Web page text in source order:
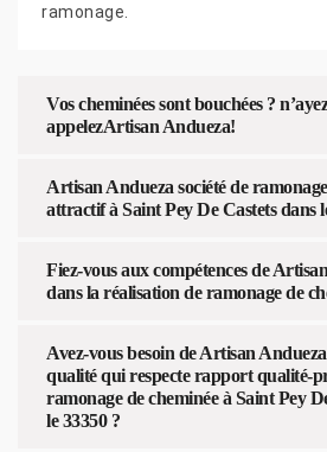
ramonage.
Vos cheminées sont bouchées ?
appelezArtisan Andueza!
Artisan Andueza société de
attractif à Saint Pey De Castets dans
Fiez-vous aux compétences de
dans la réalisation de ramonage de
Avez-vous besoin de Artisan
qualité qui respecte rapport qualité-
ramonage de cheminée à Saint Pey
le 33350 ?